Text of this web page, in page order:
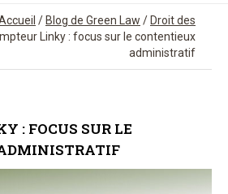
/ Blog de Green Law / Droit des
Linky : focus sur le contentieux
administratif
: FOCUS SUR LE